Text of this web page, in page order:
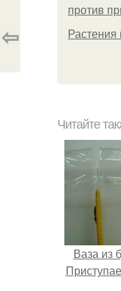
против
Растения
⇦
Читайте
Ваза из